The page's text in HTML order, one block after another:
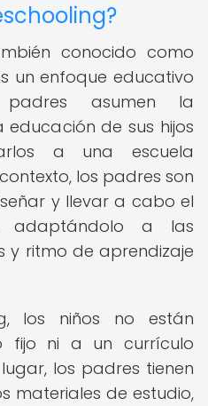
conocido como
un enfoque educativo
asumen la
de sus hijos
a una escuela
los padres son
y llevar a cabo el
adaptándolo a las
y ritmo de aprendizaje
los niños no están
fijo ni a un currículo
los padres tienen
materiales de estudio,